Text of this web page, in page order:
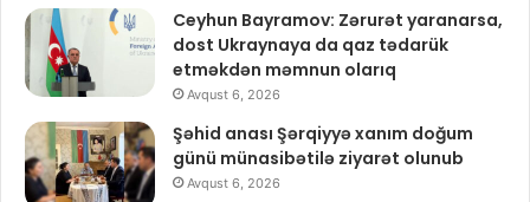
Ceyhun Bayramov: Zərurət yaranarsa,
dost Ukraynaya da qaz tədarük
etməkdən məmnun olarıq
Avqust 6, 2026
Şəhid anası Şərqiyyə xanım doğum
günü münasibətilə ziyarət olunub
Avqust 6, 2026